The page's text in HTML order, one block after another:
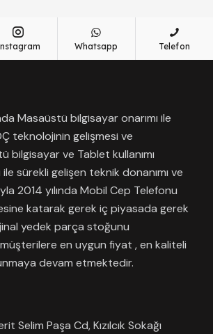
Whatsapp Telefon
Masaüstü bilgisayar onarımı ile
teknolojinin gelişmesi ve
bilgisayar ve Tablet kullanımı
sürekli gelişen teknik donanımı ve
2014 yılında Mobil Cep Telefonu
katarak gerek iç piyasada gerek
yedek parça stoğunu
en uygun fiyat , en kaliteli
devam etmektedir.
Selim Paşa Cd, Kızılcık Sokağı